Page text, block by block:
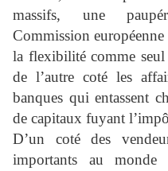
massifs, une
Commission européenne
la flexibilité comme
de l’autre coté les
banques qui entassent
de capitaux fuyant
D’un coté des
importants au